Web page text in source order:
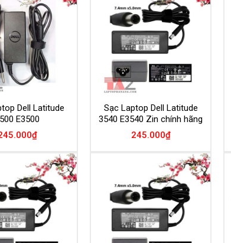
Add to
Wishlist
Dell Latitude
E3500
₫
Add to
Wishlist
Sạc Laptop Dell Latitude
3540 E3540 Zin chính hãng
245.000₫
Add to
Wishlist
Add to
Wishlist